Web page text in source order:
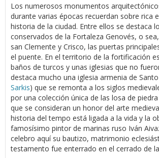
Los numerosos monumentos
durante varias épocas recuerdan sobre rica
historia de la ciudad. Entre ellos se destaca
conservados de la Fortaleza Genovés, o
san Clemente y Crisco, las puertas
el puente. En el territorio de la fortificación
baños de turcos y unas iglesias que no
destaca mucho una iglesia armenia de
Sarkis) que se remonta a los siglos
por una colección única de las losa de
que se consideran un honor del arte
historia del tempo está ligada a la vida y la
famosísimo pintor de marinas ruso Iván
celebro aquí su bautizo, matrimonio
testamento fue enterrado en el cerrado de